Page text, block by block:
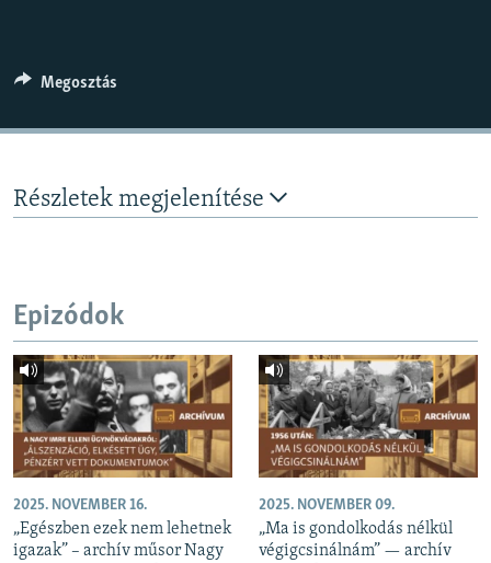
Megosztás
Részletek megjelenítése
Epizódok
2025. NOVEMBER 16.
„Egészben ezek nem lehetnek
igazak” – archív műsor Nagy
2025. NOVEMBER 09.
„Ma is gondolkodás nélkül
végigcsinálnám” — archív